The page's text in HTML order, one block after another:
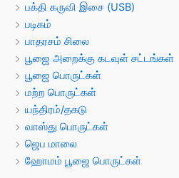
பக்தி கருவி இசை (USB)
படிகம்
பாதரசம் சிலை
பூஜை அறைக்கு கடவுள் சட்டங்கள்
பூஜை பொருட்கள்
மற்ற பொருட்கள்
யந்திரம்/தகடு
வாஸ்து பொருட்கள்
ஜெப மாலை
ஹோமம் பூஜை பொருட்கள்